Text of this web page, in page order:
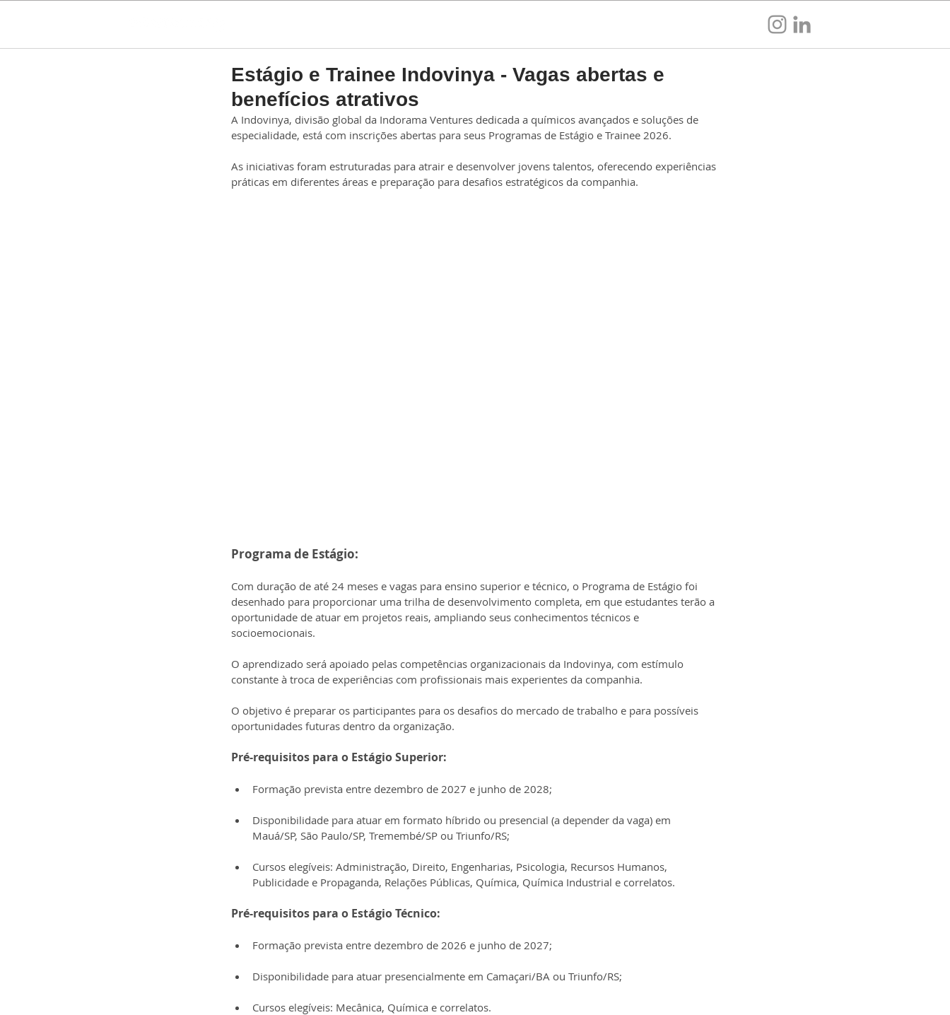
Estágio e Trainee Indovinya - Vagas abertas e
benefícios atrativos
A Indovinya, divisão global da Indorama Ventures dedicada a químicos avançados e soluções de
especialidade, está com inscrições abertas para seus Programas de Estágio e Trainee 2026.
As iniciativas foram estruturadas para atrair e desenvolver jovens talentos, oferecendo experiências
práticas em diferentes áreas e preparação para desafios estratégicos da companhia.
Programa de Estágio:
Com duração de até 24 meses e vagas para ensino superior e técnico, o Programa de Estágio foi
desenhado para proporcionar uma trilha de desenvolvimento completa, em que estudantes terão a
oportunidade de atuar em projetos reais, ampliando seus conhecimentos técnicos e
socioemocionais.
O aprendizado será apoiado pelas competências organizacionais da Indovinya, com estímulo
constante à troca de experiências com profissionais mais experientes da companhia.
O objetivo é preparar os participantes para os desafios do mercado de trabalho e para possíveis
oportunidades futuras dentro da organização.
Pré-requisitos para o Estágio Superior:
Formação prevista entre dezembro de 2027 e junho de 2028;
Disponibilidade para atuar em formato híbrido ou presencial (a depender da vaga) em
Mauá/SP, São Paulo/SP, Tremembé/SP ou Triunfo/RS;
Cursos elegíveis: Administração, Direito, Engenharias, Psicologia, Recursos Humanos,
Publicidade e Propaganda, Relações Públicas, Química, Química Industrial e correlatos.
Pré-requisitos para o Estágio Técnico:
Formação prevista entre dezembro de 2026 e junho de 2027;
Disponibilidade para atuar presencialmente em Camaçari/BA ou Triunfo/RS;
Cursos elegíveis: Mecânica, Química e correlatos.